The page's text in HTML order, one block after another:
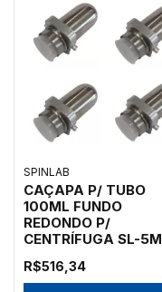
SPINLAB
CAÇAPA P/ TUBO
100ML FUNDO
REDONDO P/
CENTRÍFUGA SL-5M
R$516,34